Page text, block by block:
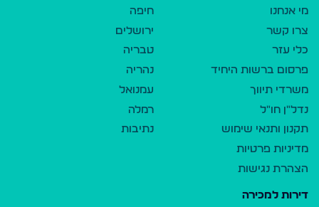
מי אנחנו
צרו קשר
כלי עזר
פרסום ברשות היחיד
משרדי תיווך
נדל"ן חו"ל
תקנון ותנאי שימוש
מדיניות פרטיות
הצהרת נגישות
חיפה
ירושלים
טבריה
נהריה
עמנואל
רמלה
נתיבות
דירות למכירה